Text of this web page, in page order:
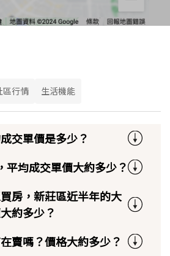
區行情 生活機能
交單價是多少？
平均成交單價大約多少？
房，新莊區近半年的大
約多少？
賣嗎？價格大約多少？